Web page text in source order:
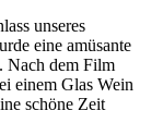
unseres
eine amüsante
Nach dem Film
einem Glas Wein
schöne Zeit